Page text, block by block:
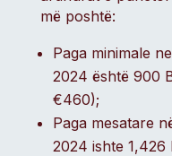
më poshtë:
Paga minimale
2024 është 900
€460);
Paga mesatare
2024 ishte 1,426